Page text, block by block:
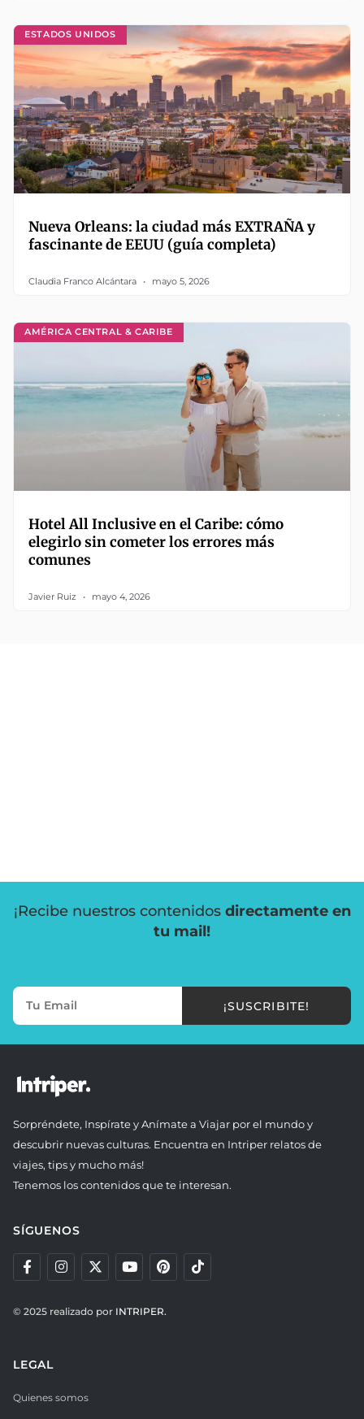
ESTADOS UNIDOS
Nueva Orleans: la ciudad más EXTRAÑA y
fascinante de EEUU (guía completa)
Claudia Franco Alcántara mayo 5, 2026
AMÉRICA CENTRAL & CARIBE
Hotel All Inclusive en el Caribe: cómo
elegirlo sin cometer los errores más
comunes
Javier Ruiz mayo 4, 2026
¡Recibe nuestros contenidos directamente en
tu mail!
¡SUSCRIBITE!
Sorpréndete, Inspírate y Anímate a Viajar por el mundo y
descubrir nuevas culturas. Encuentra en Intriper relatos de
viajes, tips y mucho más!
Tenemos los contenidos que te interesan.
SÍGUENOS
© 2025 realizado por INTRIPER.
LEGAL
Quienes somos